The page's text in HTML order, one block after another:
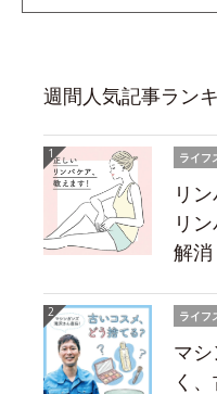
週間人気記事ラン
ライフ
リ
リ
解消
ライフ
マ
く